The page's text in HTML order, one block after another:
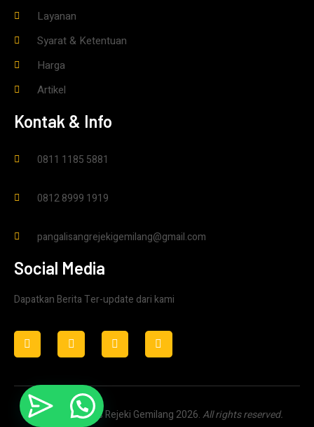
Layanan
Syarat & Ketentuan
Harga
Artikel
Kontak & Info
0811 1185 5881
0812 8999 1919
pangalisangrejekigemilang@gmail.com
Social Media
Dapatkan Berita Ter-update dari kami
Copyright © Bus Rejeki Gemilang 2026.All rights reserved.